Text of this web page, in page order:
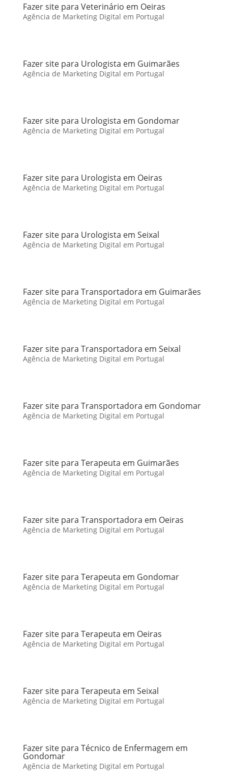
Fazer site para Veterinário em Oeiras
Agência de Marketing Digital em Portugal
Fazer site para Urologista em Guimarães
Agência de Marketing Digital em Portugal
Fazer site para Urologista em Gondomar
Agência de Marketing Digital em Portugal
Fazer site para Urologista em Oeiras
Agência de Marketing Digital em Portugal
Fazer site para Urologista em Seixal
Agência de Marketing Digital em Portugal
Fazer site para Transportadora em Guimarães
Agência de Marketing Digital em Portugal
Fazer site para Transportadora em Seixal
Agência de Marketing Digital em Portugal
Fazer site para Transportadora em Gondomar
Agência de Marketing Digital em Portugal
Fazer site para Terapeuta em Guimarães
Agência de Marketing Digital em Portugal
Fazer site para Transportadora em Oeiras
Agência de Marketing Digital em Portugal
Fazer site para Terapeuta em Gondomar
Agência de Marketing Digital em Portugal
Fazer site para Terapeuta em Oeiras
Agência de Marketing Digital em Portugal
Fazer site para Terapeuta em Seixal
Agência de Marketing Digital em Portugal
Fazer site para Técnico de Enfermagem em
Gondomar
Agência de Marketing Digital em Portugal